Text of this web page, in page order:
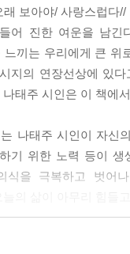
까이하면서 살 일이
아파트는 지은 지 30
래 보아야/ 사랑스럽
어 진한 여운을 남
느끼는 우리에게 큰
지의 연장선상에 있
태주 시인은 이 책에
는 나태주 시인이 자
기 위한 노력 등이
식을 극복하고 벗어